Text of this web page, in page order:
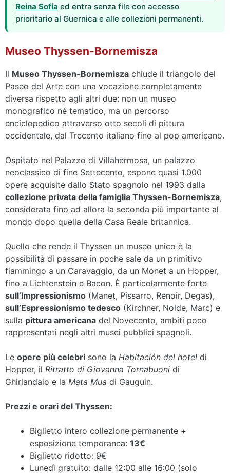
Reina Sofía ed entra senza file con accesso
prioritario al Guernica e alle collezioni permanenti.
Museo Thyssen-Bornemisza
Il Museo Thyssen-Bornemisza chiude il triangolo del
Paseo del Arte con una vocazione completamente
diversa rispetto agli altri due: non un museo
monografico né tematico, ma un percorso
enciclopedico attraverso otto secoli di pittura
occidentale, dal Trecento italiano fino al pop americano.
Ospitato nel Palazzo di Villahermosa, un palazzo
neoclassico di fine Settecento, espone quasi 1.000
opere acquisite dallo Stato spagnolo nel 1993 dalla
collezione privata della famiglia Thyssen-Bornemisza,
considerata fino ad allora la seconda più importante al
mondo dopo quella della Casa Reale britannica.
Quello che rende il Thyssen un museo unico è la
possibilità di passare in poche sale da un primitivo
fiammingo a un Caravaggio, da un Monet a un Hopper,
fino a Lichtenstein e Bacon. È particolarmente forte
sull’Impressionismo (Manet, Pissarro, Renoir, Degas),
sull’Espressionismo tedesco (Kirchner, Nolde, Marc) e
sulla pittura americana del Novecento, ambiti poco
rappresentati negli altri musei pubblici spagnoli.
Le opere più celebri sono la Habitación del hotel di
Hopper, il Ritratto di Giovanna Tornabuoni di
Ghirlandaio e la Mata Mua di Gauguin.
Prezzi e orari del Thyssen:
Biglietto intero collezione permanente +
esposizione temporanea: 13€
Biglietto ridotto: 9€
Lunedì gratuito: dalle 12:00 alle 16:00 (solo